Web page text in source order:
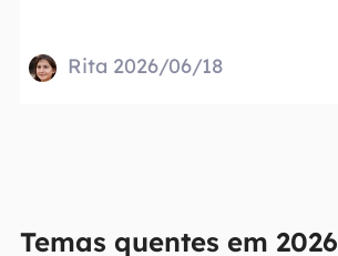
Rita 2026/06/18
Temas quentes em 2026